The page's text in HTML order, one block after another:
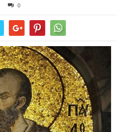
0